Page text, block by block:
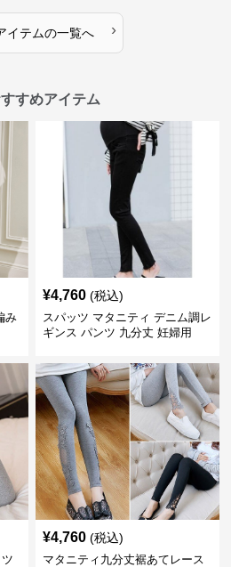
イテムの一覧へ ›
すめアイテム
み
¥4,760 (税込)
スパッツ マタニティ デニム調レ
ギンス パンツ 九分丈 妊婦用
¥4,760 (税込)
マタニティ九分丈裾あてレース